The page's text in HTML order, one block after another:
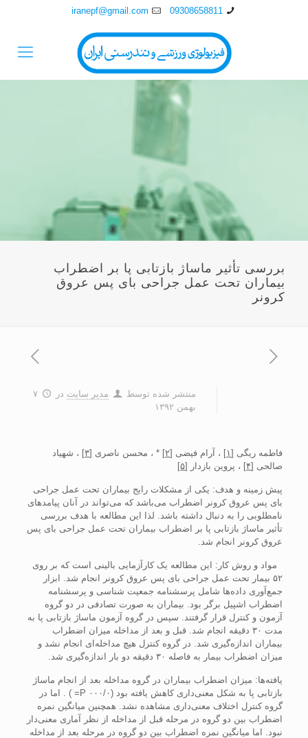
09308658811
iranepf@gmail.com
بررسی تأثير ماساژ بازتابی پا بر اضطراب
بيماران تحت عمل جراحی بای پس عروق
کرونر
منتشر شده توسط مدیر سایت در
۷
بهمن ۱۳۹۲
فاطمه ريگی [۱] ، آرام فيضی [۲] * ، محسن ناصری [۳]
، شهياد
صالحی [۴] ، پروين بازدار [۵]
پيش زمينه و هدف: يکی از مشکلات رايج بيماران تحت عمل جراحی
بای پس عروق کرونر اضطراب می‌باشد که می‌تواند در آنان پيامدهای
نامطلوبی را به دنبال داشته باشد. لذا اين مطالعه با هدف بررسی
تأثير ماساژ بازتابی پا بر اضطراب بيماران تحت عمل جراحی بای پس
عروق کرونر انجام شد.
مواد و روش کار: اين مطالعه يک کارآزمايی بالينی است که بر روی
۵۲ بيمار تحت عمل جراحی بای پس عروق کرونر انجام شد. ابزار
جمع‌آوری داده‌ها شامل پرسشنامه جمعيت شناسی و پرسشنامه
اضطراب اشپيل برگر بود. بيماران به صورت تصادفی در دو گروه
آزمون و کنترل قرار گرفتند. سپس در گروه آزمون ماساژ بازتابی پا به
مدت ۳۰ دقيقه انجام شد. قبل و بعد از مداخله ميزان اضطراب
بيماران اندازه‌گيری شد. در گروه کنترل هيچ مداخله‌ای انجام نشد و
ميزان اضطراب بيمار به فاصله ۳۰ دقيقه دو بار اندازه‌گيری شد.
يافته‌ها: ميزان اضطراب بيماران در گروه مداخله بعد از انجام ماساژ
بازتابی پا به شکل معنی‌داری کاهش يافته بود (۰۰۰/۰ P= ) . اما در
گروه کنترل اختلاف معنی‌داری مشاهده نشد. همچنين ميانگين نمره
اضطراب بين دو گروه در مرحله قبل از مداخله از نظر آماری معنی‌دار
نبود. اما ميانگين نمره اضطراب بين دو گروه در مرحله بعد از مداخله